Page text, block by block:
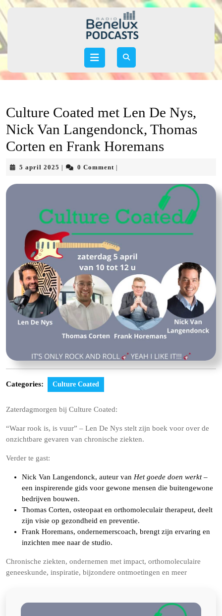
Skip
to
Open
Culture Coated met Len De Nys,
Nick Van Langendonck, Thomas
Corten en Frank Horemans
5 april 2025 5
2025
0 Comment
Categories: Culture Coated
Zaterdagmorgen bij Culture Coated:
“Waar rook is, is vuur” – Len De Nys stelt zijn boek voor over de
onzichtbare gevaren van chronische ziekten.
Verder te gast:
Nick Van Langendonck, auteur van Het goede doen werkt–
een inspirerende gids voor gewone mensen die buitengewone
bedrijven bouwen.
Thomas Corten, osteopaat en orthomoleculair therapeut, deelt
zijn visie op gezondheid en preventie.
Frank Horemans, ondernemerscoach, brengt zijn ervaring en
inzichten mee naar de studio.
Chronische ziekten, ondernemen met impact, orthomoleculaire
geneeskunde, inspiratie, bijzondere ontmoetingen en meer